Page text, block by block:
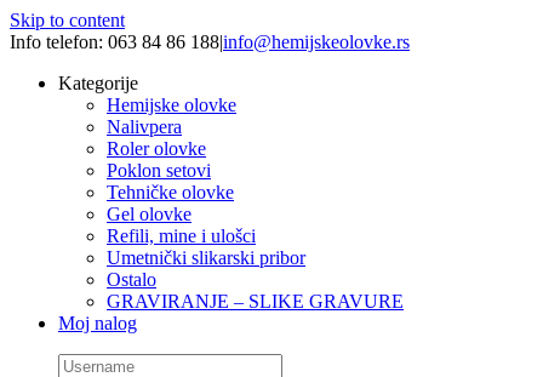
Skip to content
Info telefon: 063 84 86 188|info@hemijskeolovke.rs
Kategorije
Hemijske olovke
Nalivpera
Roler olovke
Poklon setovi
Tehničke olovke
Gel olovke
Refili, mine i ulošci
Umetnički slikarski pribor
Ostalo
GRAVIRANJE – SLIKE GRAVURE
Moj nalog